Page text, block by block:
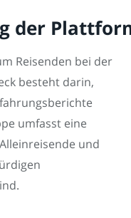
der
Reisenden bei der
besteht darin,
umfasst eine
und